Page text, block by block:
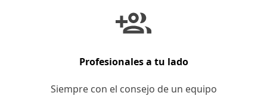
Profesionales a tu lado
Siempre con el consejo de un equipo